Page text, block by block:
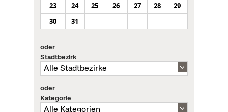
23
24 25 26 27 28
29
30
31
oder
Stadtbezirk
oder
Kategorie